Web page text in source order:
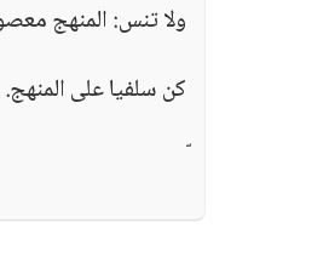
ولا تنس: المنهج
كن سلفيا على المنهج.